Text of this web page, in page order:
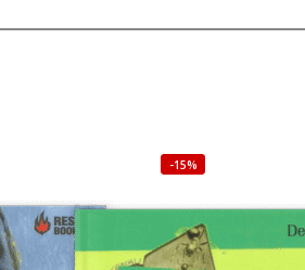
-15%